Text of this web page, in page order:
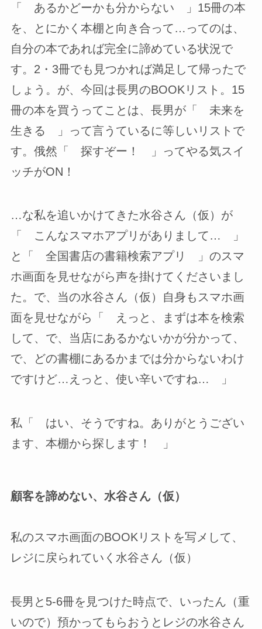
「 あるかどーかも分からない 」15冊の本
を、とにかく本棚と向き合って…ってのは、
自分の本であれば完全に諦めている状況で
す。2・3冊でも見つかれば満足して帰ったで
しょう。が、今回は長男のBOOKリスト。15
冊の本を買うってことは、長男が「 未来を
生きる 」って言うているに等しいリストで
す。俄然「 探すぞー！ 」ってやる気スイ
ッチがON！
…な私を追いかけてきた水谷さん（仮）が
「 こんなスマホアプリがありまして… 」
と「 全国書店の書籍検索アプリ 」のスマ
ホ画面を見せながら声を掛けてくださいまし
た。で、当の水谷さん（仮）自身もスマホ画
面を見せながら「 えっと、まずは本を検索
して、で、当店にあるかないかが分かって、
で、どの書棚にあるかまでは分からないわけ
ですけど…えっと、使い辛いですね… 」
私「 はい、そうですね。ありがとうござい
ます、本棚から探します！ 」
顧客を諦めない、水谷さん（仮）
私のスマホ画面のBOOKリストを写メして、
レジに戻られていく水谷さん（仮）
長男と5-6冊を見つけた時点で、いったん（重
いので）預かってもらおうとレジの水谷さん